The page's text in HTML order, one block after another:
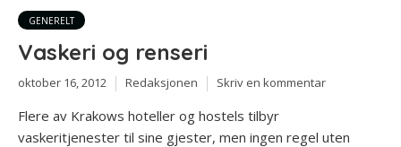
GENERELT
Vaskeri og renseri
oktober 16, 2012 Redaksjonen Skriv en kommentar
Flere av Krakows hoteller og hostels tilbyr
vaskeritjenester til sine gjester, men ingen regel uten